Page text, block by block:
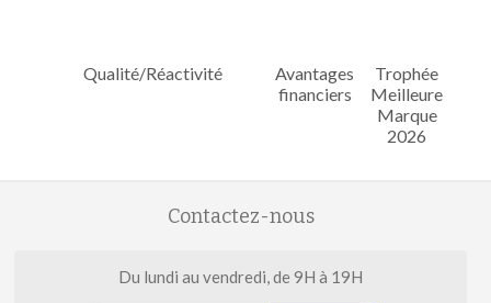
Qualité/Réactivité
Avantages
financiers
Trophée
Meilleure
Marque
2026
Contactez-nous
Du lundi au vendredi, de 9H à 19H